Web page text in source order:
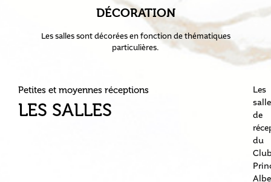
DÉCORATION
Les salles sont décorées en fonction de thématiques
particulières.
Petites et moyennes réceptions
LES SALLES
Les
de
du